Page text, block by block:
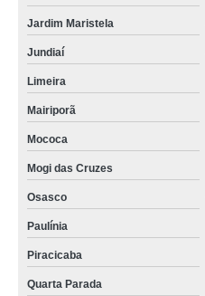
Jardim Maristela
Jundiaí
Limeira
Mairiporã
Mococa
Mogi das Cruzes
Osasco
Paulínia
Piracicaba
Quarta Parada